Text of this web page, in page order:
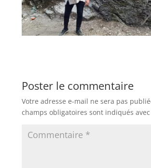
Poster le commentaire
Votre adresse e-mail ne sera pas
champs obligatoires sont indiqués avec